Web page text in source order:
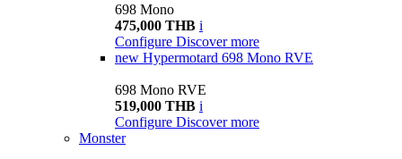
698 Mono
475,000 THB i
Configure Discover more
new Hypermotard 698 Mono RVE
698 Mono RVE
519,000 THB i
Configure Discover more
Monster